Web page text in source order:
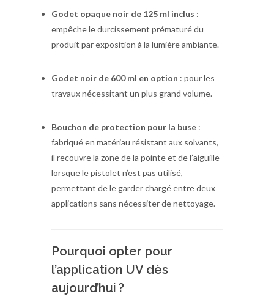
Godet opaque noir de 125 ml inclus :
empêche le durcissement prématuré du
produit par exposition à la lumière ambiante.
Godet noir de 600 ml en option : pour les
travaux nécessitant un plus grand volume.
Bouchon de protection pour la buse :
fabriqué en matériau résistant aux solvants,
il recouvre la zone de la pointe et de l’aiguille
lorsque le pistolet n’est pas utilisé,
permettant de le garder chargé entre deux
applications sans nécessiter de nettoyage.
Pourquoi opter pour
l’application UV dès
aujourd’hui ?